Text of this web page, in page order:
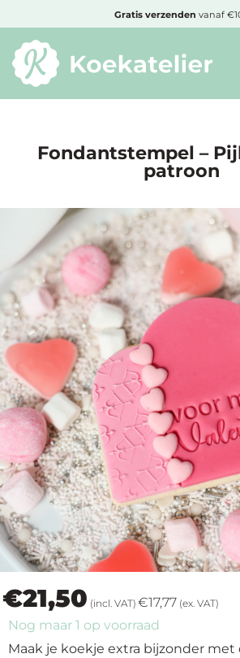
Minimum
Nieuwe
producten
Producten
op
soort
Producten
op
thema
Maatwerk
Cursussen
Gratis
Outlet
Gratis verzenden vanaf
Fondantstempel –
patroon
€21,50 (incl. VAT) €17,77 (ex. VAT)
Nog maar 1 op voorraad
Maak je koekje extra bijzonder met